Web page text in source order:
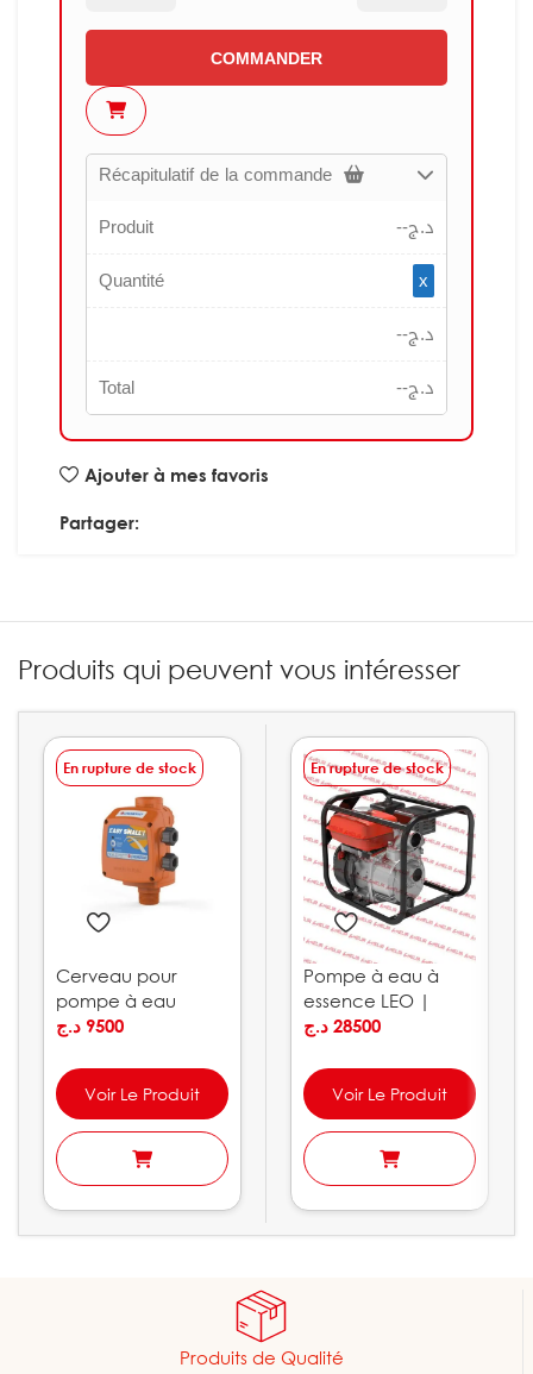
COMMANDER
Récapitulatif de la commande
Produit
--د.ج
Quantité
x
--د.ج
Total
--د.ج
Ajouter à mes favoris
Partager:
Produits qui peuvent vous intéresser
En rupture de stock
Cerveau pour
pompe à eau
10bar PEDROLLO
9500 د.ج
Voir Le Produit
En rupture de stock
Pompe à eau à
essence LEO |
LGP1028500 د.ج
Voir Le Produit
Produits de Qualité